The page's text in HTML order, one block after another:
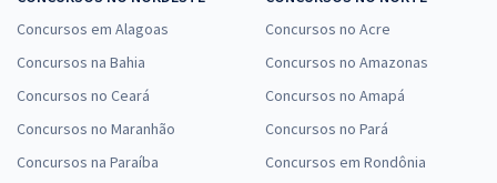
Concursos em Alagoas
Concursos na Bahia
Concursos no Ceará
Concursos no Maranhão
Concursos na Paraíba
Concursos no Acre
Concursos no Amazonas
Concursos no Amapá
Concursos no Pará
Concursos em Rondônia